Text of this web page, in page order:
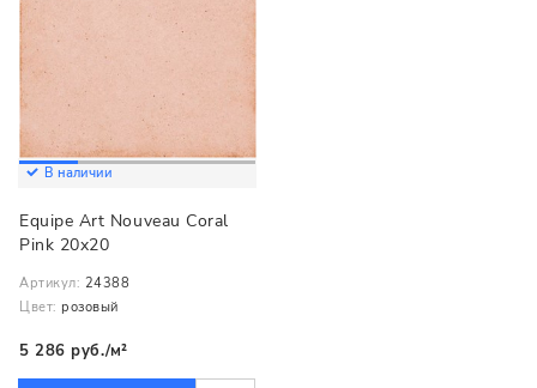
В наличии
Equipe Art Nouveau Coral
Pink 20x20
Артикул: 24388
Цвет: розовый
5 286 руб./м²